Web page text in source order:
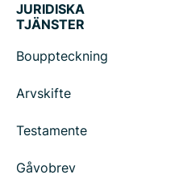
JURIDISKA
TJÄNSTER
Bouppteckning
Arvskifte
Testamente
Gåvobrev